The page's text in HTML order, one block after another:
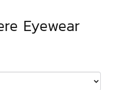
Eyewear